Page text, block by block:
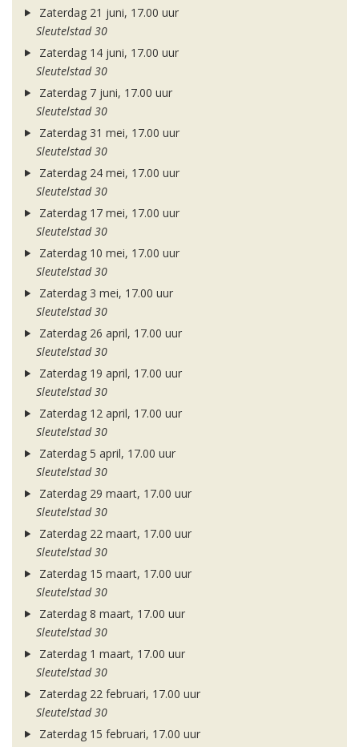
Zaterdag 21 juni, 17.00 uur
Sleutelstad 30
Zaterdag 14 juni, 17.00 uur
Sleutelstad 30
Zaterdag 7 juni, 17.00 uur
Sleutelstad 30
Zaterdag 31 mei, 17.00 uur
Sleutelstad 30
Zaterdag 24 mei, 17.00 uur
Sleutelstad 30
Zaterdag 17 mei, 17.00 uur
Sleutelstad 30
Zaterdag 10 mei, 17.00 uur
Sleutelstad 30
Zaterdag 3 mei, 17.00 uur
Sleutelstad 30
Zaterdag 26 april, 17.00 uur
Sleutelstad 30
Zaterdag 19 april, 17.00 uur
Sleutelstad 30
Zaterdag 12 april, 17.00 uur
Sleutelstad 30
Zaterdag 5 april, 17.00 uur
Sleutelstad 30
Zaterdag 29 maart, 17.00 uur
Sleutelstad 30
Zaterdag 22 maart, 17.00 uur
Sleutelstad 30
Zaterdag 15 maart, 17.00 uur
Sleutelstad 30
Zaterdag 8 maart, 17.00 uur
Sleutelstad 30
Zaterdag 1 maart, 17.00 uur
Sleutelstad 30
Zaterdag 22 februari, 17.00 uur
Sleutelstad 30
Zaterdag 15 februari, 17.00 uur